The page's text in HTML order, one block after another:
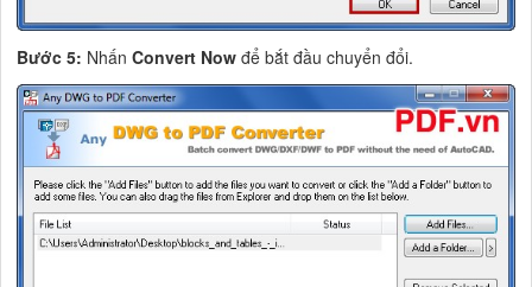
Bước 5: Nhấn Convert Nowđể bắt đầu chuyển đổi.